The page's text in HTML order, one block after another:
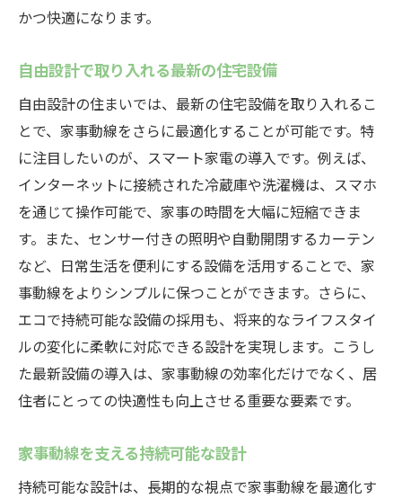
かつ快適になります。
自由設計で取り入れる最新の住宅設備
自由設計の住まいでは、最新の住宅設備を取り入れるこ
とで、家事動線をさらに最適化することが可能です。特
に注目したいのが、スマート家電の導入です。例えば、
インターネットに接続された冷蔵庫や洗濯機は、スマホ
を通じて操作可能で、家事の時間を大幅に短縮できま
す。また、センサー付きの照明や自動開閉するカーテン
など、日常生活を便利にする設備を活用することで、家
事動線をよりシンプルに保つことができます。さらに、
エコで持続可能な設備の採用も、将来的なライフスタイ
ルの変化に柔軟に対応できる設計を実現します。こうし
た最新設備の導入は、家事動線の効率化だけでなく、居
住者にとっての快適性も向上させる重要な要素です。
家事動線を支える持続可能な設計
持続可能な設計は、長期的な視点で家事動線を最適化す